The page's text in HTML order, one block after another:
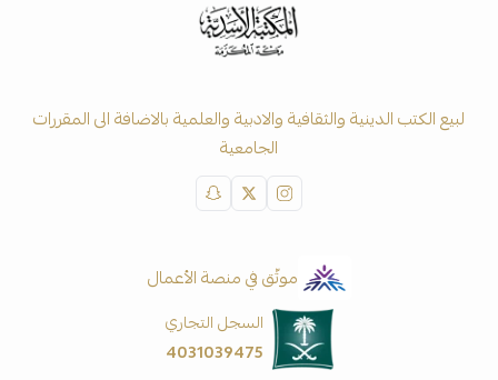
لبيع الكتب الدينية والثقافية والادبية والعلمية بالاضافة الى المقررات
الجامعية
موثّق في منصة الأعمال
السجل التجاري
4031039475